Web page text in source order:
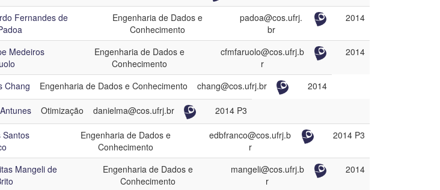
Mestrado - Turma 2014
Fernandes de
Engenharia de Dados e
Conhecimento
padoa@cos.ufrj.
br
2014
Medeiros
Engenharia de Dados e
Conhecimento
cfmfaruolo@cos.ufrj.b
r
2014
Chang Engenharia de Dados e Conhecimento chang@cos.ufrj.br 2014
Otimização danielma@cos.ufrj.br 2014 P3
Santos
Engenharia de Dados e
Conhecimento
edbfranco@cos.ufrj.b
r
2014 P3
Mangeli de
Engenharia de Dados e
Conhecimento
mangeli@cos.ufrj.b
r
2014